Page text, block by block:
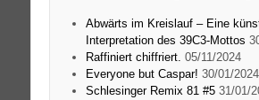
Abwärts im Kreislauf – Eine
Interpretation des 39C3-Mottos
Raffiniert chiffriert. 05/11/2024
Everyone but Caspar! 30/01/2024
Schlesinger Remix 81 #5 31/01/